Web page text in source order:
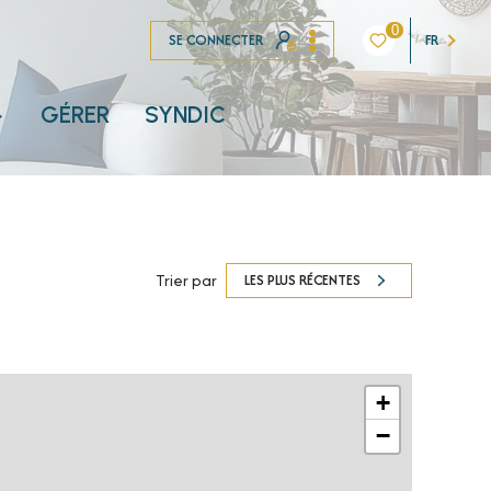
SE CONNECTER 0 FR
GÉRER SYNDIC
Trier par LES PLUS RÉCENTES
+
−